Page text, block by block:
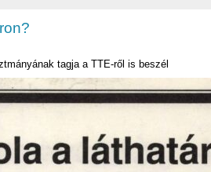
tagja a TTE-ről is beszél